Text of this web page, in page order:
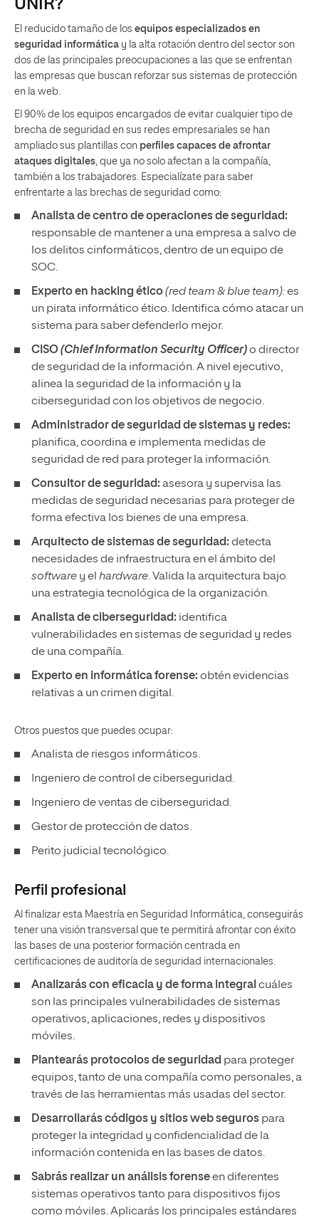
UNIR?
El reducido tamaño de los equipos especializados en
seguridad informática y la alta rotación dentro del sector son
dos de las principales preocupaciones a las que se enfrentan
las empresas que buscan reforzar sus sistemas de protección
en la web.
El 90% de los equipos encargados de evitar cualquier tipo de
brecha de seguridad en sus redes empresariales se han
ampliado sus plantillas con perfiles capaces de afrontar
ataques digitales, que ya no solo afectan a la compañía,
también a los trabajadores. Especialízate para saber
enfrentarte a las brechas de seguridad como:
Analista de centro de operaciones de seguridad:
responsable de mantener a una empresa a salvo de
los delitos cinformáticos, dentro de un equipo de
SOC.
Experto en hacking ético(red team & blue team):es
un pirata informático ético. Identifica cómo atacar un
sistema para saber defenderlo mejor.
CISO(Chief Information Security Officer)o director
de seguridad de la información. A nivel ejecutivo,
alinea la seguridad de la información y la
ciberseguridad con los objetivos de negocio.
Administrador de seguridad de sistemas y redes:
planifica, coordina e implementa medidas de
seguridad de red para proteger la información.
Consultor de seguridad: asesora y supervisa las
medidas de seguridad necesarias para proteger de
forma efectiva los bienes de una empresa.
Arquitecto de sistemas de seguridad: detecta
necesidades de infraestructura en el ámbito del
software y el hardware. Valida la arquitectura bajo
una estrategia tecnológica de la organización.
Analista de ciberseguridad: identifica
vulnerabilidades en sistemas de seguridad y redes
de una compañía.
Experto en informática forense: obtén evidencias
relativas a un crimen digital.
Otros puestos que puedes ocupar:
Analista de riesgos informáticos.
Ingeniero de control de ciberseguridad.
Ingeniero de ventas de ciberseguridad.
Gestor de protección de datos.
Perito judicial tecnológico.
Perfil profesional
Al finalizar esta Maestría en Seguridad Informática, conseguirás
tener una visión transversal que te permitirá afrontar con éxito
las bases de una posterior formación centrada en
certificaciones de auditoría de seguridad internacionales.
Analizarás con eficacia y de forma integral cuáles
son las principales vulnerabilidades de sistemas
operativos, aplicaciones, redes y dispositivos
móviles.
Plantearás protocolos de seguridad para proteger
equipos, tanto de una compañía como personales, a
través de las herramientas más usadas del sector.
Desarrollarás códigos y sitios web seguros para
proteger la integridad y confidencialidad de la
información contenida en las bases de datos.
Sabrás realizar un análisis forenseen diferentes
sistemas operativos tanto para dispositivos fijos
como móviles. Aplicarás los principales estándares